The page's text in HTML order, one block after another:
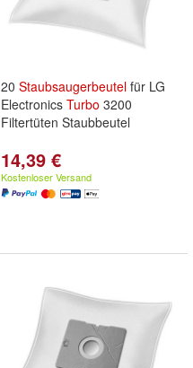
20 Staubsaugerbeutel für LG
Electronics Turbo 3200
Filtertüten Staubbeutel
14,39 €
Kostenloser Versand